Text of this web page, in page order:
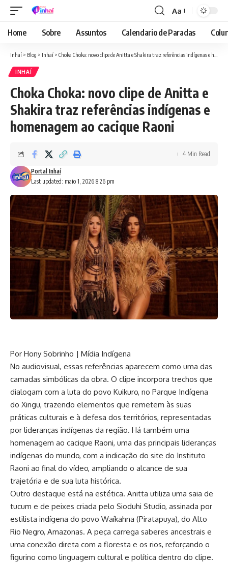
Font
Resizer
Aa
Home Sobre Assuntos Calendario de Paradas
Inhaí > Blog > Inhaí > Choka Choka: novo clipe de Anitta e Shakira traz referências indígenas e homenagem ao cacique Raoni
INHAÍ
Choka Choka: novo clipe de Anitta e
Shakira traz referências indígenas e
homenagem ao cacique Raoni
Last updated: maio 1, 2026 8:26 pm
Portal Inhaí
4 Min Read
Por Hony Sobrinho | Mídia Indígena
No audiovisual, essas referências aparecem como uma das
camadas simbólicas da obra. O clipe incorpora trechos que
dialogam com a luta do povo Kuikuro, no Parque Indígena
do Xingu, trazendo elementos que remetem às suas
práticas culturais e à defesa dos territórios, representadas
por lideranças indígenas da região. Há também uma
homenagem ao cacique Raoni, uma das principais lideranças
indígenas do mundo, com a indicação do site do Instituto
Raoni ao final do vídeo, ampliando o alcance de sua
trajetória e de sua luta histórica.
Outro destaque está na estética. Anitta utiliza uma saia de
tucum e de peixes criada pelo Sioduhi Studio, assinada por
estilista indígena do povo Waíkahna (Piratapuya), do Alto
Rio Negro, Amazonas. A peça carrega saberes ancestrais e
uma conexão direta com a floresta e os rios, reforçando o
figurino como linguagem cultural e política dentro do clipe.